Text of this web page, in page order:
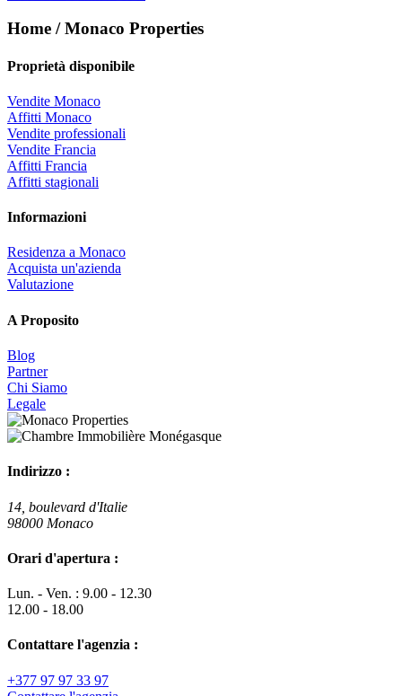
Home / Monaco Properties
Proprietà disponibile
Vendite Monaco
Affitti Monaco
Vendite professionali
Vendite Francia
Affitti Francia
Affitti stagionali
Informazioni
Residenza a Monaco
Acquista un'azienda
Valutazione
A Proposito
Blog
Partner
Chi Siamo
Legale
Indirizzo :
14, boulevard d'Italie
98000 Monaco
Orari d'apertura :
Lun. - Ven. : 9.00 - 12.30
12.00 - 18.00
Contattare l'agenzia :
+377 97 97 33 97